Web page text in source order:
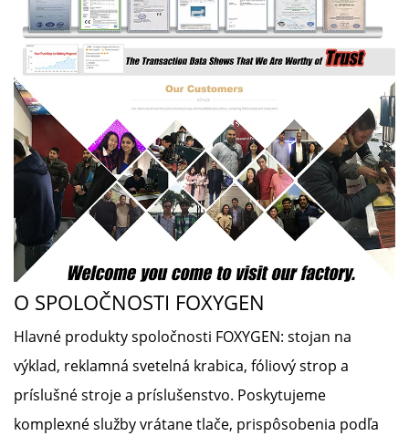
O SPOLOČNOSTI FOXYGEN
Hlavné produkty spoločnosti FOXYGEN: stojan na
výklad, reklamná svetelná krabica, fóliový strop a
príslušné stroje a príslušenstvo. Poskytujeme
komplexné služby vrátane tlače, prispôsobenia podľa